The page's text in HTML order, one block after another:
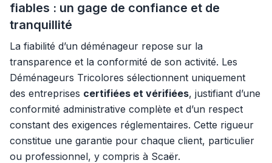
fiables : un gage de confiance et de
tranquillité
La fiabilité d’un déménageur repose sur la
transparence et la conformité de son activité. Les
Déménageurs Tricolores sélectionnent uniquement
des entreprises certifiées et vérifiées, justifiant d’une
conformité administrative complète et d’un respect
constant des exigences réglementaires. Cette rigueur
constitue une garantie pour chaque client, particulier
ou professionnel, y compris à Scaër.